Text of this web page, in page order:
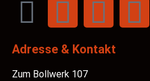
Adresse & Kontakt
Zum Bollwerk 107